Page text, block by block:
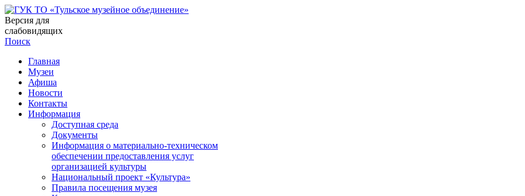
Версия для
слабовидящих
Поиск
Главная
Музеи
Афиша
Новости
Контакты
Информация
Доступная среда
Документы
Информация о материально-техническом
обеспечении предоставления услуг
организацией культуры
Национальный проект «Культура»
Правила посещения музея